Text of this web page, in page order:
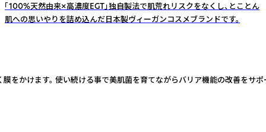
「100%天然由来×高濃度EGT」独自製法で肌荒れリスクをなくし、とことん
肌への思いやりを詰め込んだ日本製ヴィーガンコスメブランドです。
をかけます。 使い続ける事で美肌菌を育てながらバリア機能の改善を